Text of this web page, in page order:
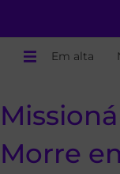
Em alta
Morre